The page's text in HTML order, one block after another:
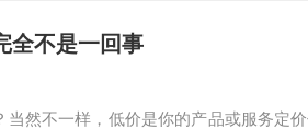
全不是一回事
当然不一样，低价是你的产品或服务定